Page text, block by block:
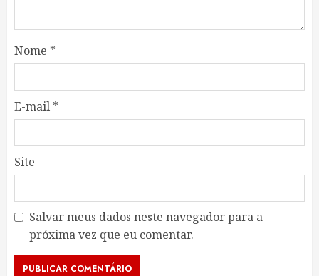
Nome *
E-mail *
Site
Salvar meus dados neste navegador para a
próxima vez que eu comentar.